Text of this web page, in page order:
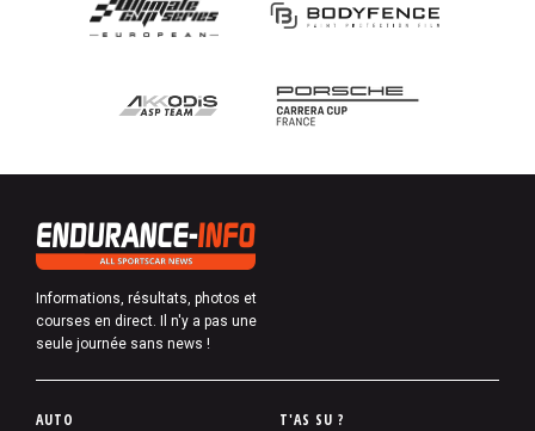
Informations, résultats, photos et
courses en direct. Il n'y a pas une
seule journée sans news !
P
AUTO T'AS SU ?